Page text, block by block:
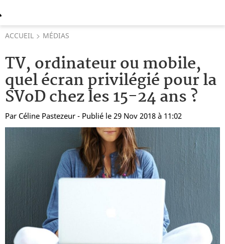
ACCUEIL MÉDIAS
TV, ordinateur ou mobile,
quel écran privilégié pour la
SVoD chez les 15-24 ans ?
Par Céline Pastezeur - Publié le 29 Nov 2018 à 11:02